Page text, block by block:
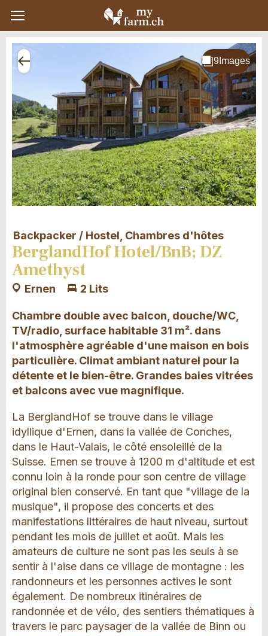
Backpacker / Hostel, Chambres d'hôtes
BerglandHof Hotel/BnB; DZ
Amethyst
Ernen 2 Lits
Chambre double avec balcon, douche/WC,
TV/radio, surface habitable 31 m². dans
l'atmosphère agréable d'une maison en bois
particulière. Climat ambiant naturel pour la
détente et le bien-être. Grandes baies vitrées
et balcons avec vue magnifique.
La BerglandHof se trouve dans le village
idyllique d'Ernen, dans la vallée de Conches,
dans le Haut-Valais, le côté ensoleillé de la
Suisse. Ernen se trouve à 1200 m d'altitude et est
connu loin à la ronde pour son centre de village
original bien conservé. En tant que "village de la
musique", il propose des concerts et des
manifestations littéraires de haut niveau, surtout
pendant les mois de juillet et août. Mais les
amateurs de culture ne sont pas les seuls à se
sentir à l'aise dans ce village de montagne : les
randonneurs et les personnes actives le sont
également. De nombreux itinéraires de
randonnée et de vélo, des sentiers thématiques à
travers le parc paysager de la vallée de Binn ou